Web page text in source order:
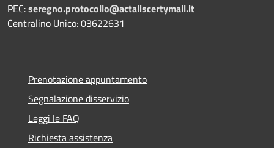
PEC:seregno.protocollo@actaliscertymail.it
Centralino Unico: 03622631
Prenotazione appuntamento
Segnalazione disservizio
Leggi le FAQ
Richiesta assistenza